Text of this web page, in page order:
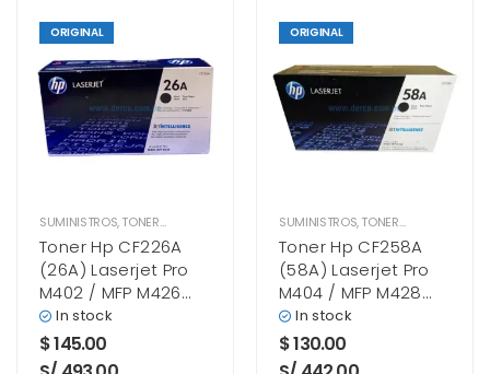
ORIGINAL
SUMINISTROS,TONER HP
Toner Hp CF226A
(26A) Laserjet Pro
M402 / MFP M426
Black
In stock
$145.00
ORIGINAL
SUMINISTROS,TONER HP
Toner Hp CF258A
(58A) Laserjet Pro
M404 / MFP M428
Black
In stock
$130.00